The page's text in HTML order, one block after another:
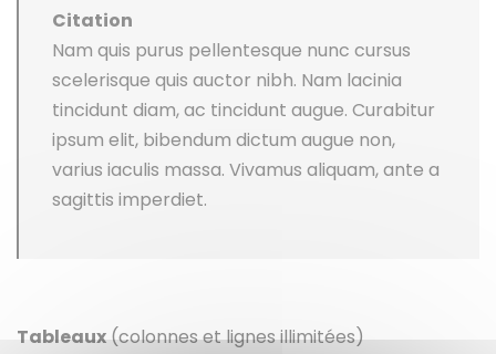
Citation
Nam quis purus pellentesque nunc cursus
scelerisque quis auctor nibh. Nam lacinia
tincidunt diam, ac tincidunt augue. Curabitur
ipsum elit, bibendum dictum augue non,
varius iaculis massa. Vivamus aliquam, ante a
sagittis imperdiet.
Tableaux(colonnes et lignes illimitées)